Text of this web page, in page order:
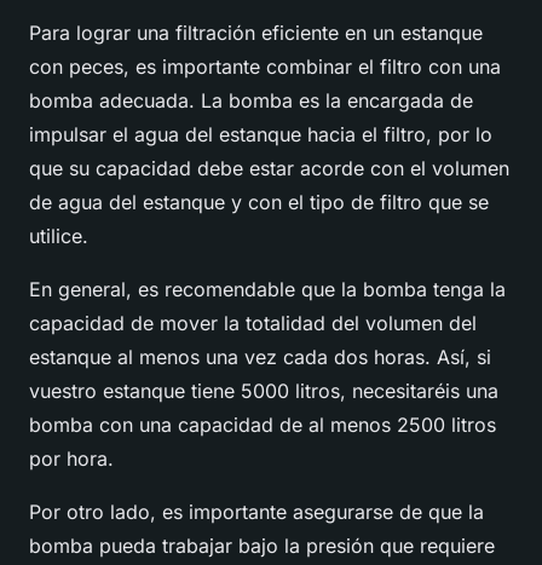
Para lograr una filtración eficiente en un estanque
con peces, es importante combinar el filtro con una
bomba adecuada. La bomba es la encargada de
impulsar el agua del estanque hacia el filtro, por lo
que su capacidad debe estar acorde con el volumen
de agua del estanque y con el tipo de filtro que se
utilice.
En general, es recomendable que la bomba tenga la
capacidad de mover la totalidad del volumen del
estanque al menos una vez cada dos horas. Así, si
vuestro estanque tiene 5000 litros, necesitaréis una
bomba con una capacidad de al menos 2500 litros
por hora.
Por otro lado, es importante asegurarse de que la
bomba pueda trabajar bajo la presión que requiere